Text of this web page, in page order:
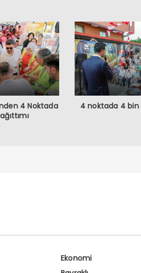
4 Noktada
4 noktada 4 bin
Ekonomi